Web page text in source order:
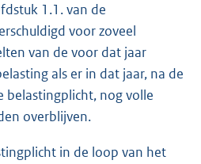
1.1. van de
voor zoveel
van de voor dat jaar
als er in dat jaar, na de
belastingplicht, nog volle
overblijven.
in de loop van het